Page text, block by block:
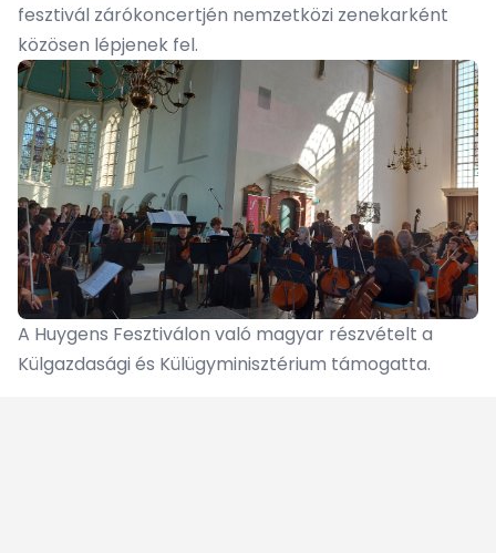
fesztivál zárókoncertjén nemzetközi zenekarként
közösen lépjenek fel.
A Huygens Fesztiválon való magyar részvételt a
Külgazdasági és Külügyminisztérium támogatta.